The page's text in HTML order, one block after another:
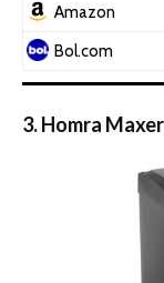
Amazon
Bol.com
3. Homra